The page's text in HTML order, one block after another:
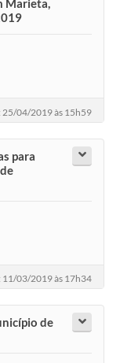
Marieta,
25/04/2019 às 15h59
para
11/03/2019 às 17h34
de